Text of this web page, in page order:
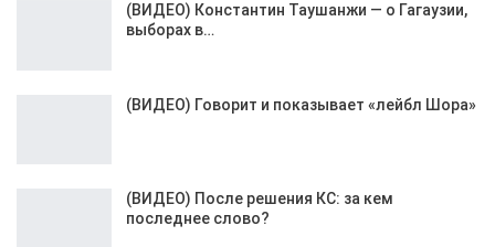
(ВИДЕО) Константин Таушанжи — о Гагаузии,
выборах в…
(ВИДЕО) Говорит и показывает «лейбл Шора»
(ВИДЕО) После решения КС: за кем
последнее слово?